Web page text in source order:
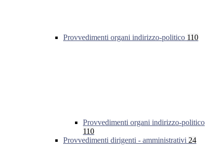
Provvedimenti organi indirizzo-politico 110
Provvedimenti organi indirizzo-politico
110
Provvedimenti dirigenti - amministrativi 24